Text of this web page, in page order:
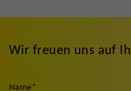
Wir freuen uns auf
Name*